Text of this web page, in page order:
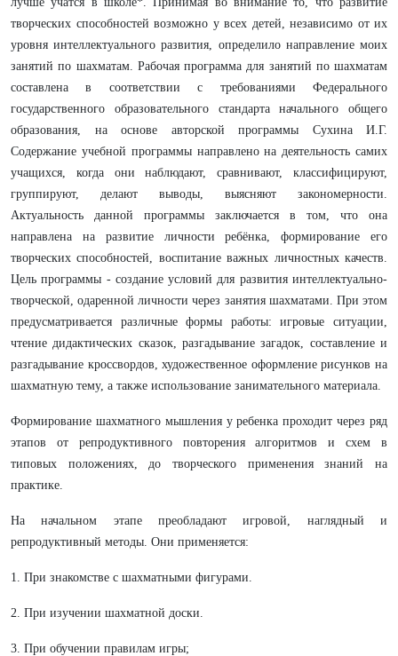
творческих способностей возможно у всех детей, независимо от их
уровня интеллектуального развития, определило направление моих
занятий по шахматам. Рабочая программа для занятий по шахматам
составлена в соответствии с требованиями Федерального
государственного образовательного стандарта начального общего
образования, на основе авторской программы Сухина И.Г.
Содержание учебной программы направлено на деятельность самих
учащихся, когда они наблюдают, сравнивают, классифицируют,
группируют, делают выводы, выясняют закономерности.
Актуальность данной программы заключается в том, что она
направлена на развитие личности ребёнка, формирование его
творческих способностей, воспитание важных личностных качеств.
Цель программы - создание условий для развития интеллектуально-
творческой, одаренной личности через занятия шахматами. При этом
предусматривается различные формы работы: игровые ситуации,
чтение дидактических сказок, разгадывание загадок, составление и
разгадывание кроссвордов, художественное оформление рисунков на
шахматную тему, а также использование занимательного материала.
Формирование шахматного мышления у ребенка проходит через ряд
этапов от репродуктивного повторения алгоритмов и схем в
типовых положениях, до творческого применения знаний на
практике.
На начальном этапе преобладают игровой, наглядный и
репродуктивный методы. Они применяется:
1. При знакомстве с шахматными фигурами.
2. При изучении шахматной доски.
3. При обучении правилам игры;